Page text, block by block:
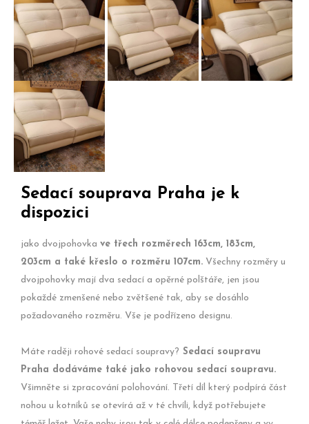
Praha v
krémové
a hnědé
kůži.
Praha s
otevřeným
polohováním
područky
sedačky
Praha
Kožená
sedací
souprava
Praha -
hovězí
kůže
Sedací souprava Praha je k
dispozici
jako dvojpohovka ve třech rozměrech 163cm, 183cm,
203cm a také křeslo o rozměru 107cm. Všechny rozměry u
dvojpohovky mají dva sedací a opěrné polštáře, jen jsou
pokaždé zmenšené nebo zvětšené tak, aby se dosáhlo
požadovaného rozměru. Vše je podřízeno designu.
Máte raději rohové sedací soupravy? Sedací soupravu
Praha dodáváme také jako rohovou sedací soupravu.
Všimněte si zpracování polohování. Třetí díl který podpírá část
nohou u kotníků se otevírá až v té chvíli, když potřebujete